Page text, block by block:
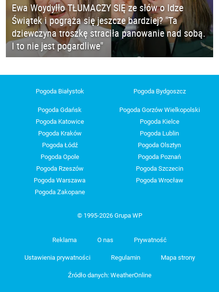
Ewa Woydyłło TŁUMACZY SIĘ ze słów o Idze
Świątek i pogrąża się jeszcze bardziej? "Ta
dziewczyna troszkę straciła panowanie nad sobą.
I to nie jest pogardliwe"
Pogoda Białystok Pogoda Bydgoszcz
Pogoda Gdańsk
Pogoda Gorzów Wielkopolski
Pogoda Katowice
Pogoda Kielce
Pogoda Kraków
Pogoda Lublin
Pogoda Łódź
Pogoda Olsztyn
Pogoda Opole
Pogoda Poznań
Pogoda Rzeszów
Pogoda Szczecin
Pogoda Warszawa
Pogoda Wrocław
Pogoda Zakopane
© 1995-2026 Grupa WP
Reklama O nas Prywatność
Ustawienia prywatności Regulamin Mapa strony
Źródło danych: WeatherOnline